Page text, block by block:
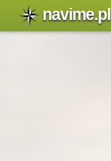
navime.pl